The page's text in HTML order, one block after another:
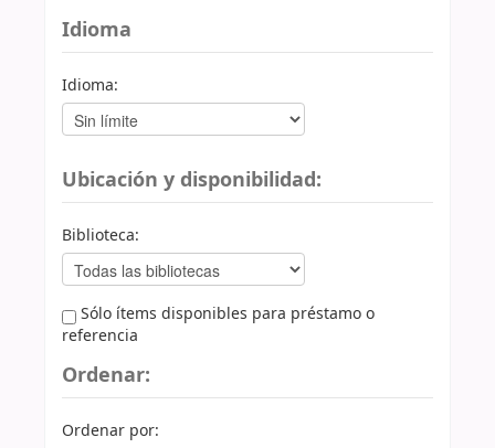
Idioma
Idioma:
Ubicación y disponibilidad:
Biblioteca:
Sólo ítems disponibles para préstamo o
referencia
Ordenar:
Ordenar por: